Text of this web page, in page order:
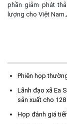
phần giảm phát
lượng cho Việt
Phiên họp
Lãnh đạo xã Ea
sản xuất cho
Họp đánh giá
Kế hoạch Tổ
xác định được
Ea Súp để giám
Thông báo
cấp đất sản